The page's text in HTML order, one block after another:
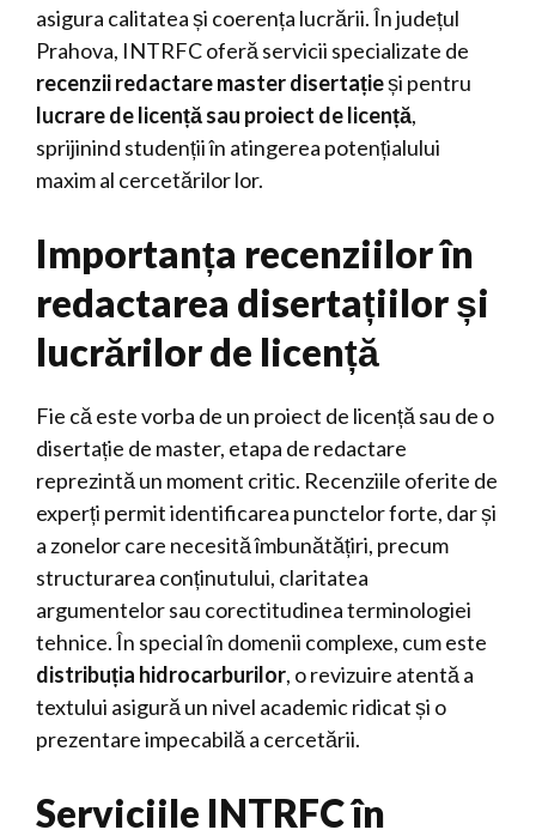
asigura calitatea și coerența lucrării. În județul
Prahova, INTRFC oferă servicii specializate de
recenzii redactare master disertațieși pentru
lucrare de licență sau proiect de licență,
sprijinind studenții în atingerea potențialului
maxim al cercetărilor lor.
Importanța recenziilor în
redactarea disertațiilor și
lucrărilor de licență
Fie că este vorba de un proiect de licență sau de o
disertație de master, etapa de redactare
reprezintă un moment critic. Recenziile oferite de
experți permit identificarea punctelor forte, dar și
a zonelor care necesită îmbunătățiri, precum
structurarea conținutului, claritatea
argumentelor sau corectitudinea terminologiei
tehnice. În special în domenii complexe, cum este
distribuția hidrocarburilor, o revizuire atentă a
textului asigură un nivel academic ridicat și o
prezentare impecabilă a cercetării.
Serviciile INTRFC în